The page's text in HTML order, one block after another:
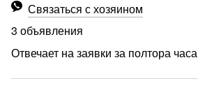
Связаться с хозяином
3 объявления
Отвечает на заявки за полтора часа